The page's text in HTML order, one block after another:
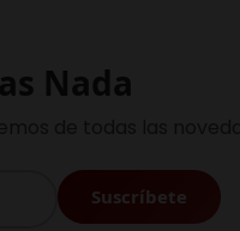
Nada